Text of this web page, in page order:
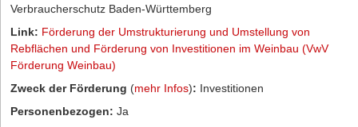
Verbraucherschutz Baden-Württemberg
Link: Förderung der Umstrukturierung und Umstellung von
Rebflächen und Förderung von Investitionen im Weinbau (VwV
Förderung Weinbau)
Zweck der Förderung (mehr Infos): Investitionen
Personenbezogen: Ja